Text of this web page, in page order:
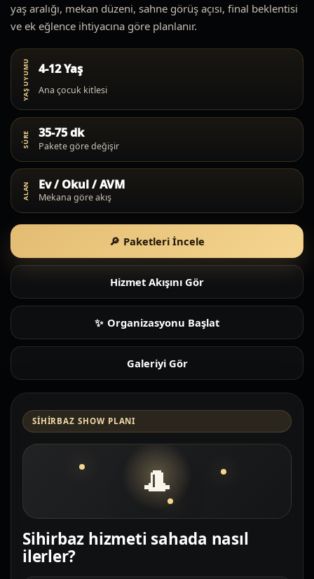
yaş aralığı, mekan düzeni, sahne görüş açısı, final beklentisi
ve ek eğlence ihtiyacına göre planlanır.
YAŞ UYUMU 4-12 Yaş
Ana çocuk kitlesi
SÜRE 35-75 dk
Pakete göre değişir
ALAN Ev / Okul / AVM
Mekana göre akış
Paketleri İncele
Hizmet Akışını Gör
Organizasyonu Başlat
Galeriyi Gör
SIHIRBAZ SHOW PLANI
🎩
Sihirbaz hizmeti sahada nasıl
ilerler?